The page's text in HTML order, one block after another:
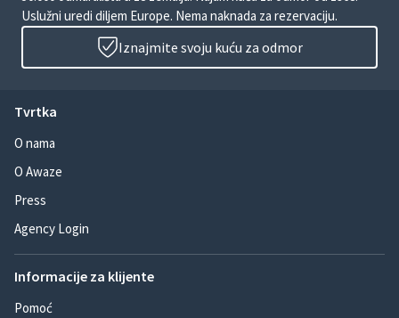
Uslužni uredi diljem Europe. Nema naknada za rezervaciju.
Iznajmite svoju kuću za odmor
Tvrtka
O nama
O Awaze
Press
Agency Login
Informacije za klijente
Pomoć